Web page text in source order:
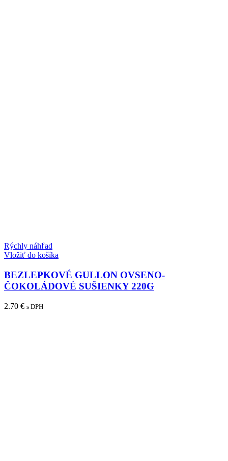
Rýchly náhľad
Vložiť do košíka
BEZLEPKOVÉ GULLON OVSENO-
ČOKOLÁDOVÉ SUŠIENKY 220G
2.70 € s DPH